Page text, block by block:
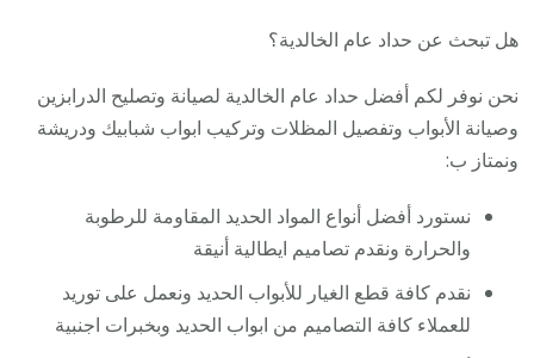
هل تبحث عن حداد عام الخالدية؟
نحن نوفر لكم أفضل حداد عام الخالدية لصيانة وتصليح الدرابزين
وصيانة الأبواب وتفصيل المظلات وتركيب ابواب شبابيك ودريشة
ونمتاز ب:
نستورد أفضل أنواع المواد الحديد المقاومة للرطوبة
والحرارة ونقدم تصاميم ايطالية أنيقة
نقدم كافة قطع الغيار للأبواب الحديد ونعمل على توريد
للعملاء كافة التصاميم من ابواب الحديد وبخبرات اجنبية